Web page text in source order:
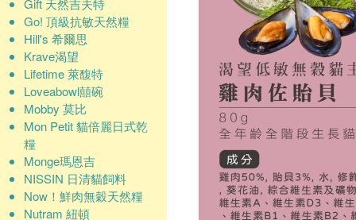
Gift 天然吉夫特
Go! 頂級抗敏天然糧
Hill's 希爾思
Krave渴望
Lifetime 萊馥特
Loveabowl囍碗
Mobby 莫比
Mon Petit 貓倍麗日式乾
糧
Monge瑪恩吉
NISSIN 日清貓飼料
Now！鮮肉無穀天然糧
Nutram 紐頓